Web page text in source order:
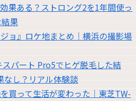
果ある？ストロング2を1年間使っ
果
ョ』ロケ地まとめ｜横浜の撮影場
パート Pro5でヒゲ脱毛した結
し？リアル体験談
買って生活が変わった｜東芝TW-